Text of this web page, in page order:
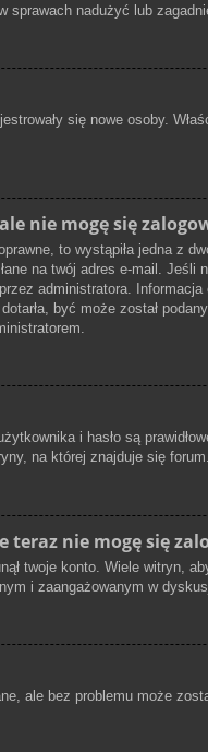
nadużyć lub
się nowe osoby.
nie mogę się
to wystąpiła jedna z
na twój adres e-mail.
administratora.
być może został
i hasło są
na której znajduje się
teraz nie mogę się
twoje konto. Wiele
i zaangażowanym w
ale bez problemu może